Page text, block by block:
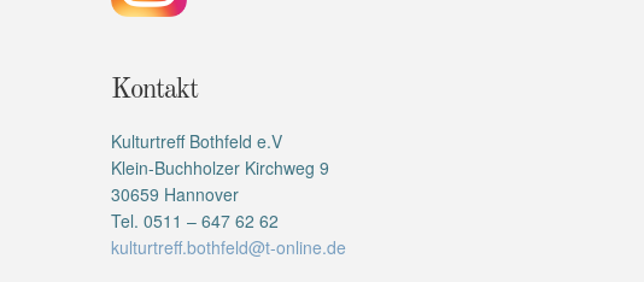
Kontakt
Kulturtreff Bothfeld e.V
Klein-Buchholzer Kirchweg 9
30659 Hannover
Tel. 0511 – 647 62 62
kulturtreff.bothfeld@t-online.de